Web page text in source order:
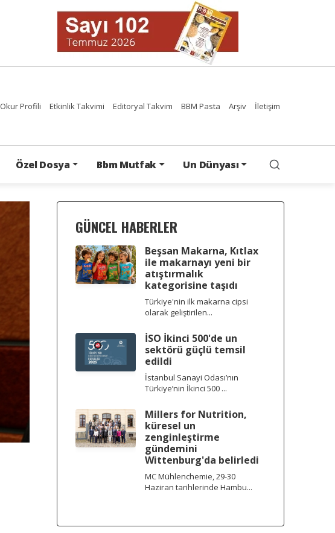
Okur Profili Etkinlik Takvimi Editoryal Takvim BBM Pasta Arşiv İletişim
Özel Dosya Bbm Mutfak Un Dünyası
GÜNCEL HABERLER
Beşsan Makarna, Kıtlax
ile makarnayı yeni bir
atıştırmalık
kategorisine taşıdı
Türkiye'nin ilk makarna cipsi
olarak geliştirilen...
İSO İkinci 500'de un
sektörü güçlü temsil
edildi
İstanbul Sanayi Odası’nın
Türkiye’nin İkinci 500 ...
Millers for Nutrition,
küresel un
zenginleştirme
gündemini
Wittenburg'da belirledi
MC Mühlenchemie, 29-30
Haziran tarihlerinde Hambu...